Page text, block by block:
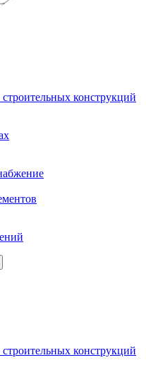
конструкций
конструкций